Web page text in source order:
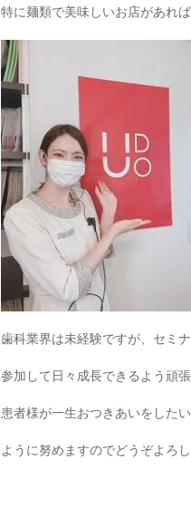
特に麺類で美味しいお店があれ
歯科業界は未経験ですが、セミ
参加して日々成長できるよう頑
患者様が一生おつきあいをした
ように努めますのでどうぞよろ